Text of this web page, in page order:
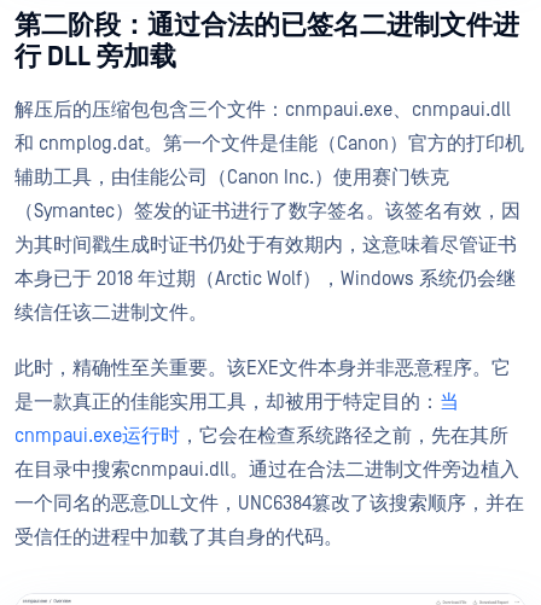
第二阶段：通过合法的已签名二进制文件进
行 DLL 旁加载
解压后的压缩包包含三个文件：cnmpaui.exe、cnmpaui.dll
和 cnmplog.dat。第一个文件是佳能（Canon）官方的打印机
辅助工具，由佳能公司（Canon Inc.）使用赛门铁克
（Symantec）签发的证书进行了数字签名。该签名有效，因
为其时间戳生成时证书仍处于有效期内，这意味着尽管证书
本身已于 2018 年过期（Arctic Wolf），Windows 系统仍会继
续信任该二进制文件。
此时，精确性至关重要。该EXE文件本身并非恶意程序。它
是一款真正的佳能实用工具，却被用于特定目的： 当
cnmpaui.exe运行时 ，它会在检查系统路径之前，先在其所
在目录中搜索cnmpaui.dll。通过在合法二进制文件旁边植入
一个同名的恶意DLL文件，UNC6384篡改了该搜索顺序，并在
受信任的进程中加载了其自身的代码。